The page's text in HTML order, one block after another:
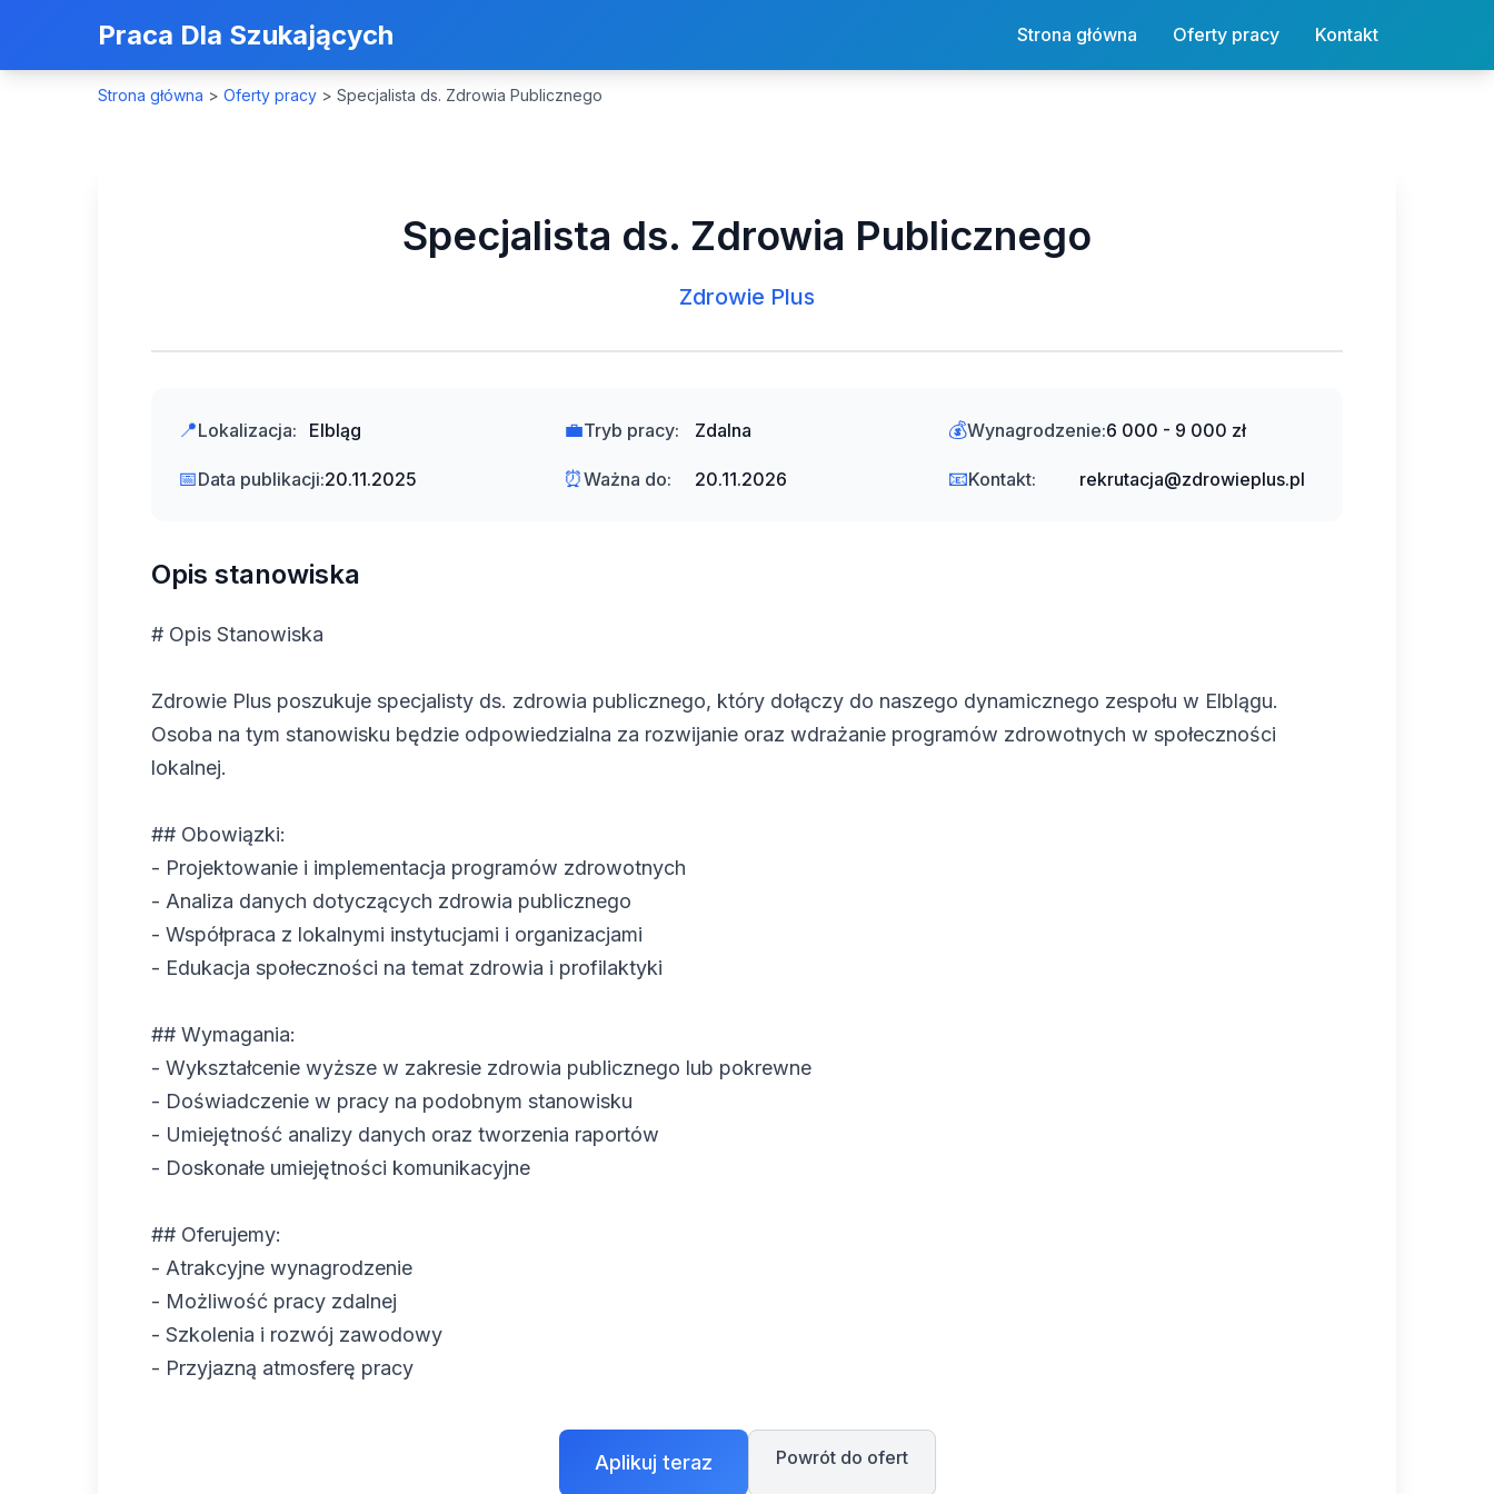
Praca Dla Szukających Strona główna Oferty pracy Kontakt
Strona główna > Oferty pracy > Specjalista ds. Zdrowia Publicznego
Specjalista ds. Zdrowia Publicznego
Zdrowie Plus
📍Lokalizacja: Elbląg 💼Tryb pracy: Zdalna 💰Wynagrodzenie:6 000 - 9 000 zł
📅Data publikacji:20.11.2025 ⏰Ważna do: 20.11.2026 📧Kontakt: rekrutacja@zdrowieplus.pl
Opis stanowiska
# Opis Stanowiska
Zdrowie Plus poszukuje specjalisty ds. zdrowia publicznego, który dołączy do naszego dynamicznego zespołu w Elblągu.
Osoba na tym stanowisku będzie odpowiedzialna za rozwijanie oraz wdrażanie programów zdrowotnych w społeczności
lokalnej.
## Obowiązki:
- Projektowanie i implementacja programów zdrowotnych
- Analiza danych dotyczących zdrowia publicznego
- Współpraca z lokalnymi instytucjami i organizacjami
- Edukacja społeczności na temat zdrowia i profilaktyki
## Wymagania:
- Wykształcenie wyższe w zakresie zdrowia publicznego lub pokrewne
- Doświadczenie w pracy na podobnym stanowisku
- Umiejętność analizy danych oraz tworzenia raportów
- Doskonałe umiejętności komunikacyjne
## Oferujemy:
- Atrakcyjne wynagrodzenie
- Możliwość pracy zdalnej
- Szkolenia i rozwój zawodowy
- Przyjazną atmosferę pracy
Aplikuj teraz Powrót do ofert